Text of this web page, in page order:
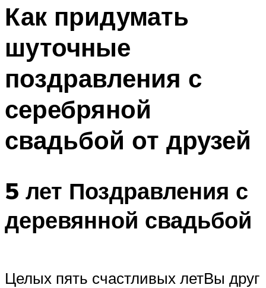
Как придумать
шуточные
поздравления с
серебряной
свадьбой от друзей
5 лет Поздравления с
деревянной свадьбой
Целых пять счастливых летВы друг